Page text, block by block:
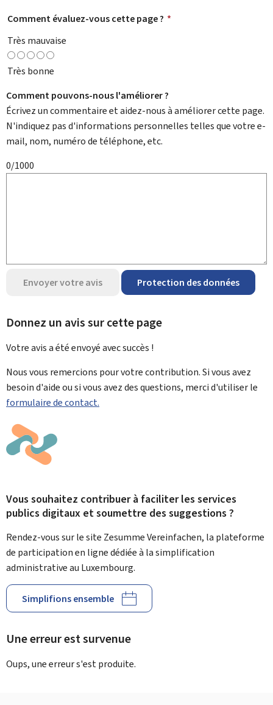
Comment évaluez-vous cette page ? *
Très mauvaise
Très bonne
Comment pouvons-nous l'améliorer ?
Écrivez un commentaire et aidez-nous à améliorer cette page.
N'indiquez pas d'informations personnelles telles que votre e-
mail, nom, numéro de téléphone, etc.
0/1000
Envoyer votre avis Protection des données
Donnez un avis sur cette page
Votre avis a été envoyé avecsuccès !
Nous vous remercions pour votre contribution. Si vous avez
besoin d'aide ou si vous avez des questions, merci d'utiliser le
formulaire de contact.
Vous souhaitez contribuer à faciliter les services
publics digitaux et soumettre des suggestions ?
Rendez-vous sur le site Zesumme Vereinfachen, la plateforme
de participation en ligne dédiée à la simplification
administrative au Luxembourg.
Simplifions ensemble
Une erreur est survenue
Oups, une erreur s'est produite.